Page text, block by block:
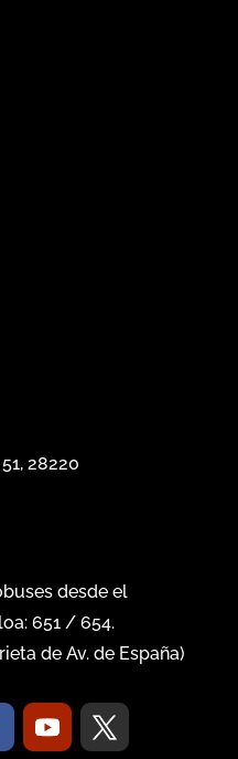
28220
desde el
651/ 654.
de Av. de España)